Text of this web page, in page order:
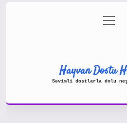
Gizlilik menüyü
aç
Hayvan Dostu
Sevimli dostlarla dolu